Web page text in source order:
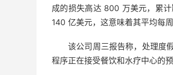
成的损失高达 800 万美元，累
140 亿美元，这意味着其平均每
该公司周三报告称，处理度
程序正在接受餐饮和水疗中心的